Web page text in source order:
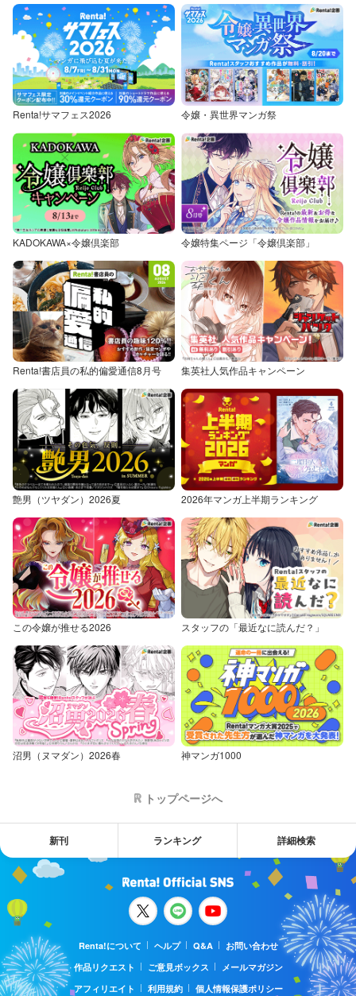
Renta!サマフェス2026 令嬢・異世界マンガ祭
KADOKAWA×令嬢倶楽部 令嬢特集ページ「令嬢倶楽部」
Renta!書店員の私的偏愛通信8月号 集英社人気作品キャンペーン
艶男（ツヤダン）2026夏 2026年マンガ上半期ランキング
この令嬢が推せる2026 スタッフの「最近なに読んだ？」
沼男（ヌマダン）2026春 神マンガ1000
トップページへ
新刊 ランキング 詳細検索
Renta!について ヘルプ Q&A
お問い合わせ
作品リクエスト
ご意見ボックス
メールマガジン
アフィリエイト
利用規約 個人情報保護ポリシー